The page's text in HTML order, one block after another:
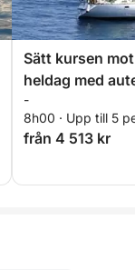
Sätt kursen
heldag med
Cannes på en
-
8h00 · Upp till 5
från 4 513 kr